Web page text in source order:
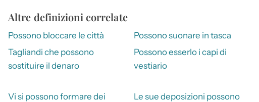
Altre definizioni correlate
Possono bloccare le città Possono suonare in tasca
Tagliandi che possono
sostituire il denaro
Possono esserlo i capi di
vestiario
Vi si possono formare dei
Le sue deposizioni possono